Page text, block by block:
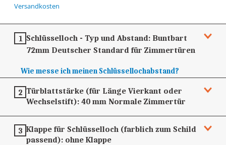
Versandkosten
1 Schlüsselloch - Typ und Abstand: Buntbart
72mm Deutscher Standard für Zimmertüren
Wie messe ich meinen Schlüssellochabstand?
2 Türblattstärke (für Länge Vierkant oder
Wechselstift):40 mm Normale Zimmertür
3 Klappe für Schlüsselloch (farblich zum Schild
passend): ohne Klappe